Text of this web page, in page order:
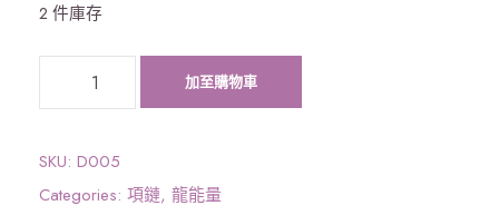
2 件庫存
滿
龍
加至購物車
SKU: D005
Categories: 項鏈, 龍能量